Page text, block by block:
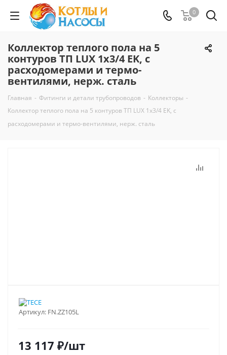
0
Коллектор теплого пола на 5
контуров ТП LUX 1х3/4 EK, с
расходомерами и термо-
вентилями, нерж. сталь
Главная - Фитинги и детали трубопроводов - Коллекторы -
Коллектор теплого пола на 5 контуров ТП LUX 1х3/4 EK, с
расходомерами и термо-вентилями, нерж. сталь
Артикул: FN.ZZ105L
13 117 ₽/шт